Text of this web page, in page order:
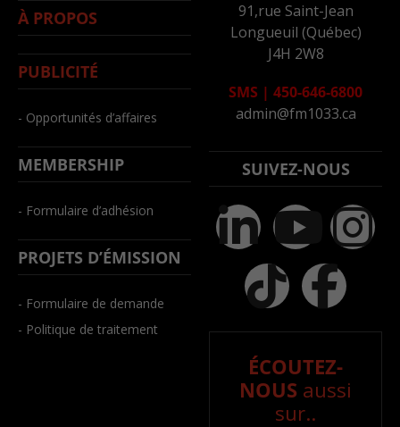
À PROPOS
PUBLICITÉ
- Opportunités d’affaires
MEMBERSHIP
- Formulaire d’adhésion
PROJETS D’ÉMISSION
- Formulaire de demande
- Politique de traitement
91,rue Saint-Jean
Longueuil (Québec)
J4H 2W8
SMS | 450-646-6800
admin@fm1033.ca
SUIVEZ-NOUS
ÉCOUTEZ-
NOUS aussi
sur..